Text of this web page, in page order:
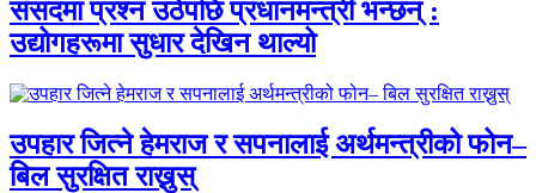
संसदमा प्रश्न उठेपछि प्रधानमन्त्री भन्छन् :
उद्योगहरूमा सुधार देखिन थाल्यो
उपहार जित्ने हेमराज र सपनालाई अर्थमन्त्रीको फोन–
बिल सुरक्षित राख्नुस्